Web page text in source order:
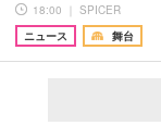
18:00 ｜ SPICER
ニュース
舞台